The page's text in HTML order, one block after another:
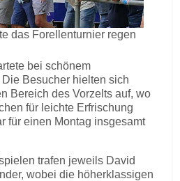
das Forellenturnier regen
bei schönem
Besucher hielten sich
Bereich des Vorzelts auf, wo
für leichte Erfrischung
für einen Montag insgesamt
trafen jeweils David
wobei die höherklassigen